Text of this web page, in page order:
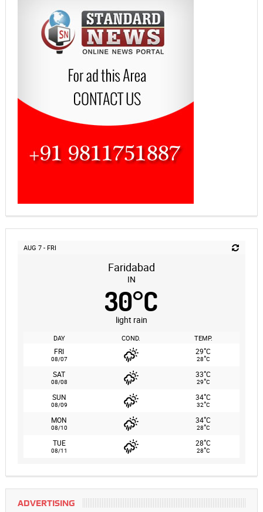
AUG 7 - FRI
Faridabad
IN
30°C
light rain
DAY COND. TEMP.
FRI
08/07
29°C
28°C
SAT
08/08
33°C
29°C
SUN
08/09
34°C
32°C
MON
08/10
34°C
28°C
TUE
08/11
28°C
28°C
ADVERTISING